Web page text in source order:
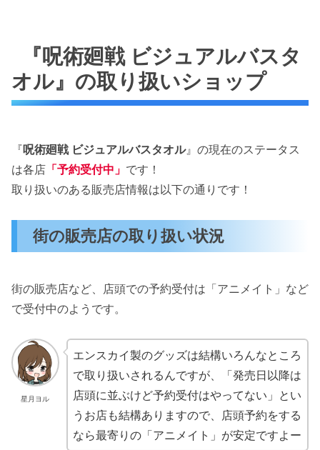
『呪術廻戦 ビジュアルバスタ
オル』の取り扱いショップ
『呪術廻戦 ビジュアルバスタオル』の現在のステータス
は各店 「予約受付中」 です！
取り扱いのある販売店情報は以下の通りです！
街の販売店の取り扱い状況
街の販売店など、店頭での予約受付は「アニメイト」など
で受付中のようです。
星月ヨル
エンスカイ製のグッズは結構いろんなところ
で取り扱いされるんですが、「発売日以降は
店頭に並ぶけど予約受付はやってない」とい
うお店も結構ありますので、店頭予約をする
なら最寄りの「アニメイト」が安定ですよー